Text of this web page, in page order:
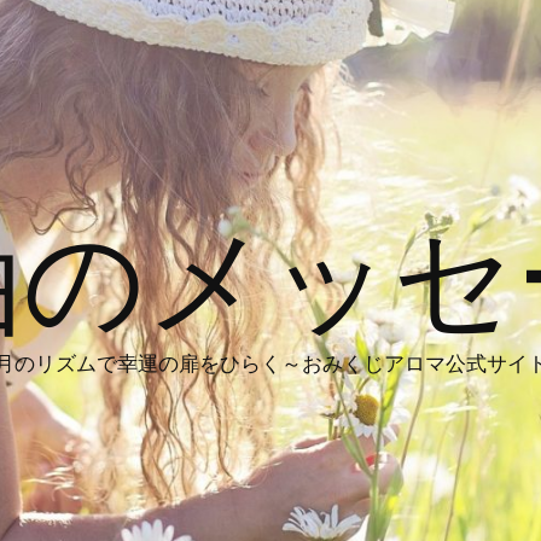
メッ
のリズムで幸運の扉をひらく～おみくじアロマ公式サイ